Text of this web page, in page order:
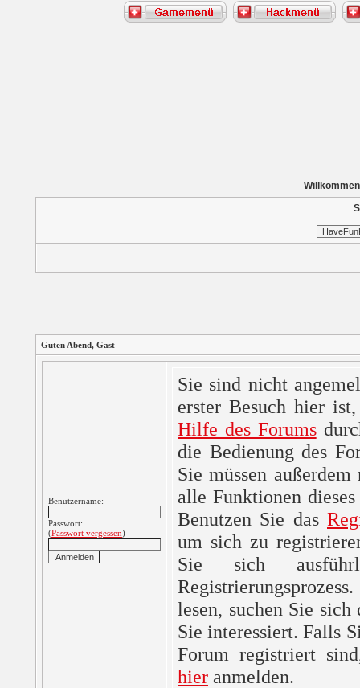
Guten Abend, Gast
Benutzername:
Passwort:
(Passwort vergessen)
Sie sind nicht
erster Besuch hier
Hilfe des Forums
die Bedienung des
Sie müssen
alle Funktionen
Benutzen Sie das
um sich zu
Sie sich
lesen, suchen Sie sich
Sie interessiert. Falls
Forum registriert
hier anmelden.